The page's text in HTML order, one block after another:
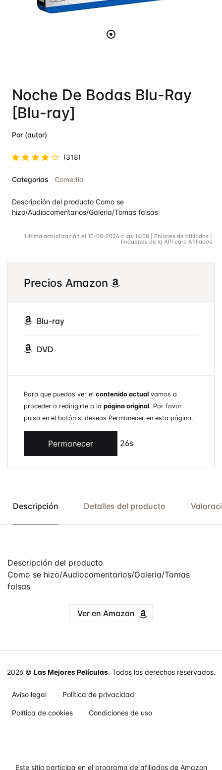
Noche De Bodas Blu-Ray
[Blu-ray]
Por (autor)
en4.5
(318)
Categorías Comedia
Descripción del producto Como se
hizo/Audiocomentarios/Galeria/Tomas falsas
Última actualización el 10-08-2026 a las 14:08 | Enlaces de afiliados |
Imágenes de la API para Afiliados
Precios Amazon
Blu-ray
DVD
Para que puedas ver el contenido actual vamos a
proceder a redirigirte a la página original. Por favor
pulsa en el botón si deseas Permanecer en esta página.
Permanecer 26s
Descripción Detalles del producto
Descripción del producto
Como se hizo/Audiocomentarios/Galeria/Tomas
falsas
Ver en Amazon
2026 © Las Mejores Películas. Todos los derechos reservados.
Aviso legal Política de privacidad
Política de cookies Condiciones de uso
Este sitio participa en el programa de afiliados de Amazon